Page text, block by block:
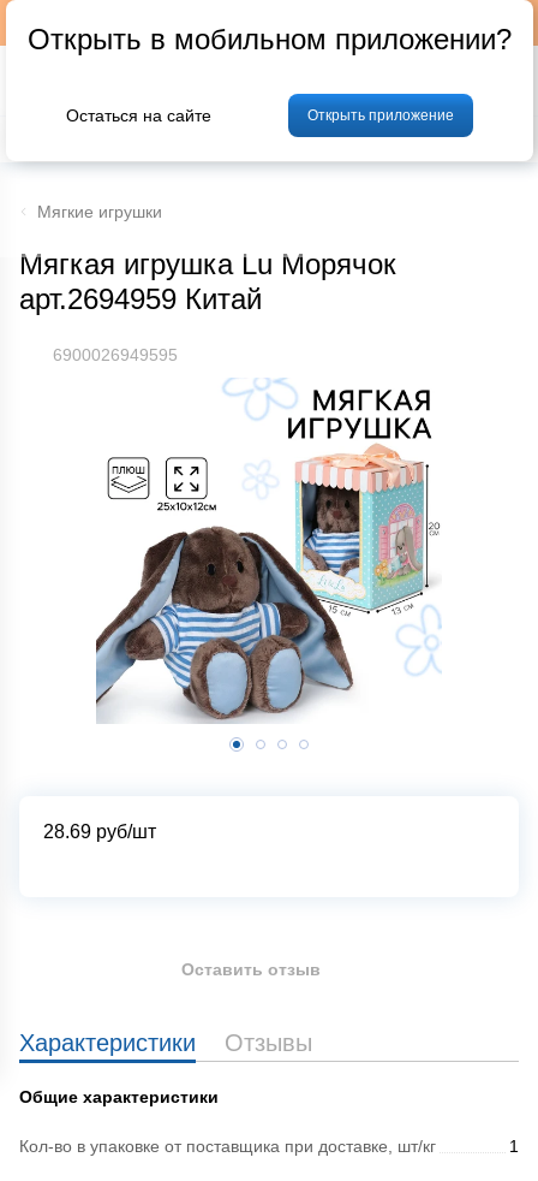
Фрукты и овощи Мясо Птица
Мягкие игрушки
Мягкая игрушка Lu Морячок
арт.2694959 Китай
6900026949595
28.69 руб/шт
Характеристики Отзывы
Общие характеристики
Кол-во в упаковке от поставщика при доставке, шт/кг 1
Оставить отзыв
Открыть в мобильном приложении?
Остаться на сайте Открыть приложение